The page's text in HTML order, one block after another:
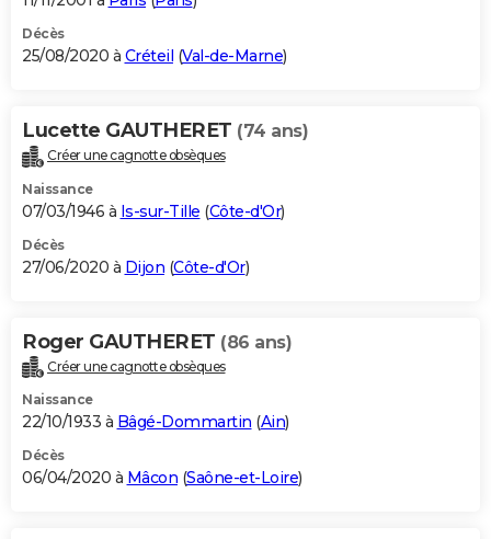
Décès
25/08/2020 à Créteil (Val-de-Marne)
Lucette GAUTHERET (74 ans)
Créer une cagnotte obsèques
Naissance
07/03/1946 à Is-sur-Tille (Côte-d'Or)
Décès
27/06/2020 à Dijon (Côte-d'Or)
Roger GAUTHERET (86 ans)
Créer une cagnotte obsèques
Naissance
22/10/1933 à Bâgé-Dommartin (Ain)
Décès
06/04/2020 à Mâcon (Saône-et-Loire)